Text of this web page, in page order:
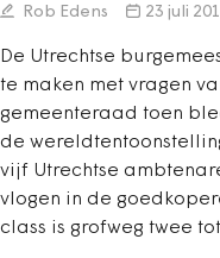
Rob Edens 23 juli
De Utrechtse
te maken met vragen
gemeenteraad toen
de
vijf Utrechtse
vlogen in de
class is grofweg twee